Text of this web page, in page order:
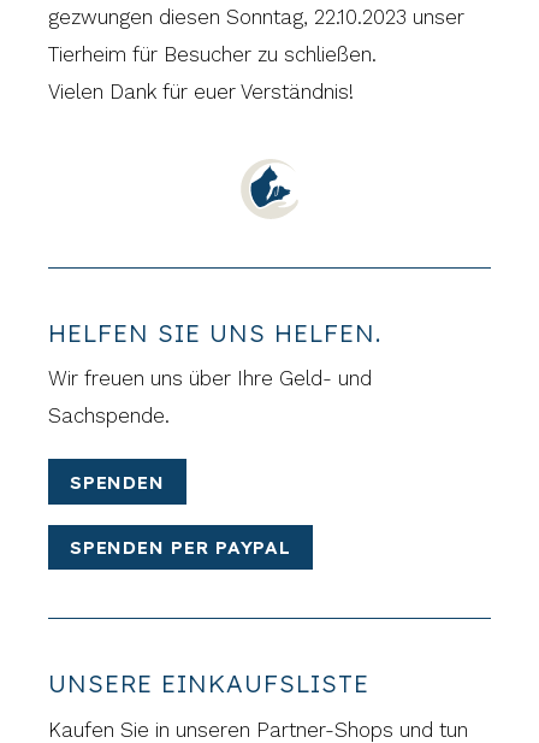
gezwungen diesen Sonntag, 22.10.2023 unser
Tierheim für Besucher zu schließen.
Vielen Dank für euer Verständnis!
HELFEN SIE UNS HELFEN.
Wir freuen uns über Ihre Geld- und
Sachspende.
SPENDEN
SPENDEN PER PAYPAL
UNSERE EINKAUFSLISTE
Kaufen Sie in unseren Partner-Shops und tun